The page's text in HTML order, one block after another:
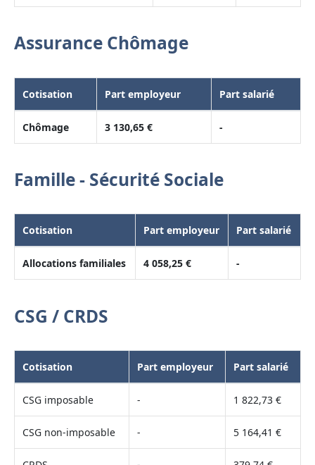
Assurance Chômage
Cotisation Part employeur Part salarié
Chômage 3 130,65 € -
Famille - Sécurité Sociale
Cotisation Part employeur Part salarié
Allocations familiales 4 058,25 € -
CSG / CRDS
Cotisation Part employeur Part salarié
CSG imposable - 1 822,73 €
CSG non-imposable - 5 164,41 €